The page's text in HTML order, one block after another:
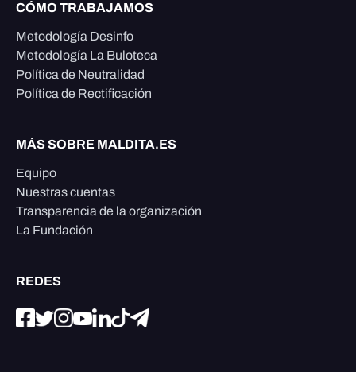
CÓMO TRABAJAMOS
Metodología Desinfo
Metodología La Buloteca
Política de Neutralidad
Política de Rectificación
MÁS SOBRE MALDITA.ES
Equipo
Nuestras cuentas
Transparencia de la organización
La Fundación
REDES